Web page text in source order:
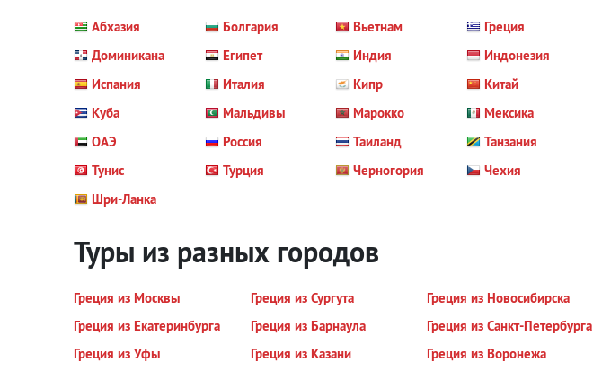
Абхазия Болгария Вьетнам
Греция
Доминикана
Египет Индия
Индонезия
Испания
Италия Кипр
Китай
Куба
Мальдивы Марокко
Мексика
ОАЭ
Россия Таиланд
Танзания
Тунис
Турция Черногория
Чехия
Шри-Ланка
Туры из разных городов
Греция из Москвы Греция из Сургута Греция из Новосибирска
Греция из Екатеринбурга
Греция из Барнаула Греция из Санкт-Петербурга
Греция из Уфы
Греция из Казани Греция из Воронежа